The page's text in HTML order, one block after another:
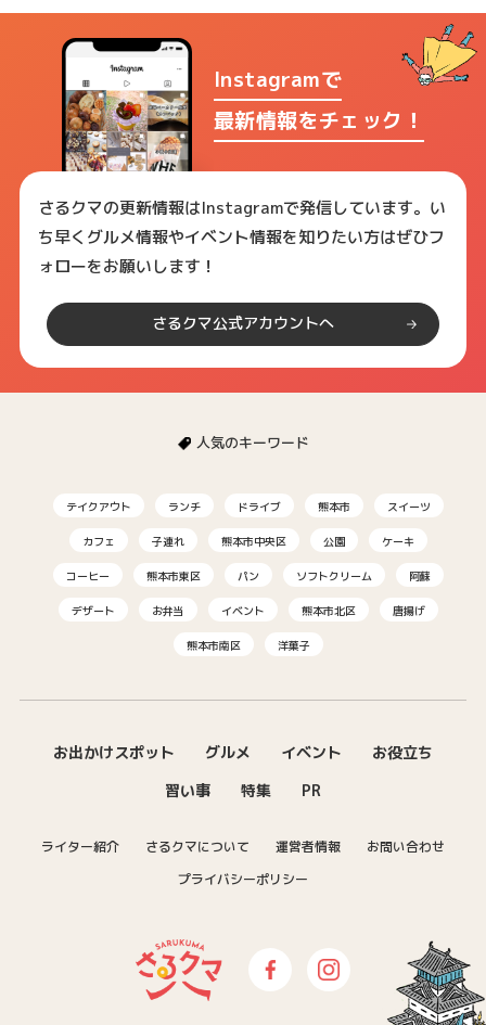
Instagramで
最新情報をチェック！
さるクマの更新情報はInstagramで発信しています。い
ち早くグルメ情報やイベント情報を知りたい方はぜひフ
ォローをお願いします！
さるクマ公式アカウントへ
人気のキーワード
テイクアウト ランチ ドライブ 熊本市 スイーツ
カフェ 子連れ 熊本市中央区 公園 ケーキ
コーヒー 熊本市東区 パン ソフトクリーム 阿蘇
デザート お弁当 イベント 熊本市北区 唐揚げ
熊本市南区 洋菓子
さるクマ-さるこう、熊本-｜熊本の
Facebook Instagram
お出かけスポット グルメ イベント
お役立ち
習い事
特集 PR
ライター紹介 さるクマについて 運営者情報
お問い合わせ
プライバシーポリシー